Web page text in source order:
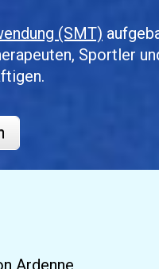
(SMT)
Sportler